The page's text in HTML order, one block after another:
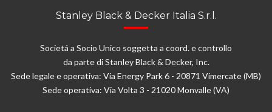
Stanley Black & Decker Italia S.r.l.
Societá a Socio Unico soggetta a coord. e controllo
da parte di Stanley Black & Decker, Inc.
Sede legale e operativa: Via Energy Park 6 - 20871 Vimercate (MB)
Sede operativa: Via Volta 3 - 21020 Monvalle (VA)